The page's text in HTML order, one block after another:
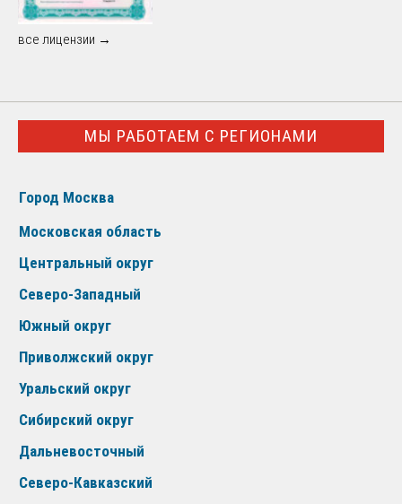
все лицензии →
МЫ РАБОТАЕМ С РЕГИОНАМИ
Город Москва
Московская область
Центральный округ
Северо-Западный
Южный округ
Приволжский округ
Уральский округ
Сибирский округ
Дальневосточный
Северо-Кавказский